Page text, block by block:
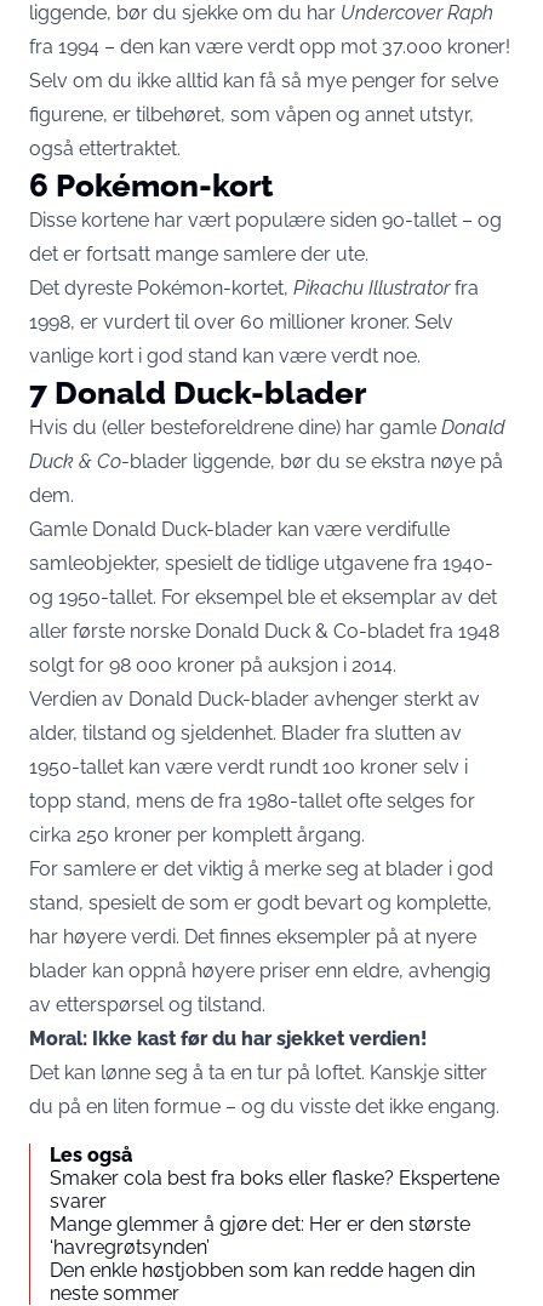
liggende, bør du sjekke om du har Undercover Raph
fra 1994 – den kan være verdt opp mot 37.000 kroner!
Selv om du ikke alltid kan få så mye penger for selve
figurene, er tilbehøret, som våpen og annet utstyr,
også ettertraktet.
6 Pokémon-kort
Disse kortene har vært populære siden 90-tallet – og
det er fortsatt mange samlere der ute.
Det dyreste Pokémon-kortet, Pikachu Illustratorfra
1998, er vurdert til over 60 millioner kroner. Selv
vanlige kort i god stand kan være verdt noe.
7 Donald Duck-blader
Hvis du (eller besteforeldrene dine) har gamle Donald
Duck & Co-blader liggende, bør du se ekstra nøye på
dem.
​Gamle Donald Duck-blader kan være verdifulle
samleobjekter, spesielt de tidlige utgavene fra 1940-
og 1950-tallet. For eksempel ble et eksemplar av det
aller første norske Donald Duck & Co-bladet fra 1948
solgt for 98 000 kroner på auksjon i 2014. ​
Verdien av Donald Duck-blader avhenger sterkt av
alder, tilstand og sjeldenhet. Blader fra slutten av
1950-tallet kan være verdt rundt 100 kroner selv i
topp stand, mens de fra 1980-tallet ofte selges for
cirka 250 kroner per komplett årgang.
For samlere er det viktig å merke seg at blader i god
stand, spesielt de som er godt bevart og komplette,
har høyere verdi. Det finnes eksempler på at nyere
blader kan oppnå høyere priser enn eldre, avhengig
av etterspørsel og tilstand.
Moral: Ikke kast før du har sjekket verdien!
Det kan lønne seg å ta en tur på loftet. Kanskje sitter
du på en liten formue – og du visste det ikke engang.
Les også
Smaker cola best fra boks eller flaske? Ekspertene
svarer
Mange glemmer å gjøre det: Her er den største
‘havregrøtsynden’
Den enkle høstjobben som kan redde hagen din
neste sommer